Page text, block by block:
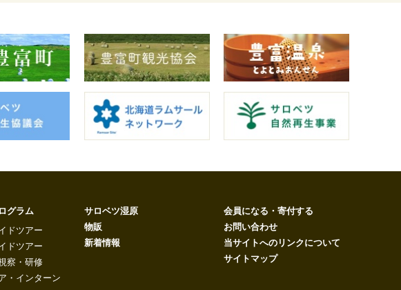
グラム
ドツアー
ドツアー
察・研修
・インターン
サロベツ湿原
物販
新着情報
会員になる・寄付する
お問い合わせ
当サイトへのリンクについて
サイトマップ